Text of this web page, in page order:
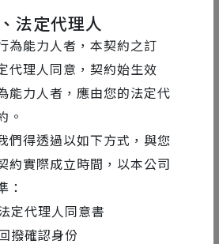
法定代理人
為能力人者，本契約之訂
代理人同意，契約始生效
能力人者，應由您的法定代
。
們得透過以如下方式，與您
約實際成立時間，以本公司
：
定代理人同意書
撥確認身份